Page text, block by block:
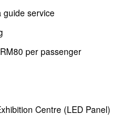
guide service
per passenger
Centre (LED Panel)